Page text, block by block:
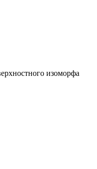
изоморфа